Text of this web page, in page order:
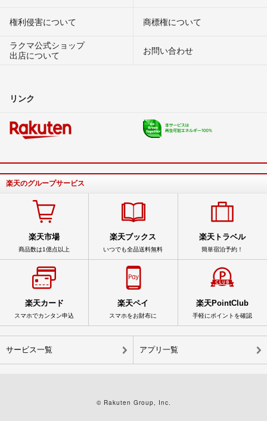
権利侵害について
商標権について
ラクマ公式ショップ
出店について
お問い合わせ
リンク
楽天のグループサービス
楽天市場
商品数は1億点以上
楽天ブックス
いつでも全品送料無料
楽天トラベル
簡単宿泊予約！
楽天カード
スマホでカンタン申込
楽天ペイ
スマホをお財布に
楽天PointClub
手軽にポイントを確認
サービス一覧 アプリ一覧
© Rakuten Group, Inc.